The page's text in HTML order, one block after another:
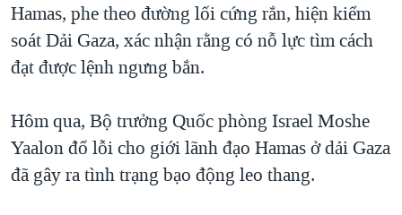
Hamas, phe theo đường lối cứng rắn, hiện kiểm
soát Dải Gaza, xác nhận rằng có nỗ lực tìm cách
đạt được lệnh ngưng bắn.
Hôm qua, Bộ trưởng Quốc phòng Israel Moshe
Yaalon đổ lỗi cho giới lãnh đạo Hamas ở dải Gaza
đã gây ra tình trạng bạo động leo thang.